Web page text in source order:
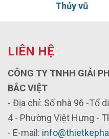
Thủy vũ
LIÊN HỆ
CÔNG TY TNHH GIẢI
BẮC VIỆT
- Địa chỉ: Số nhà 96 -Tổ
4 - Phường Việt Hưng -
- E-mail: